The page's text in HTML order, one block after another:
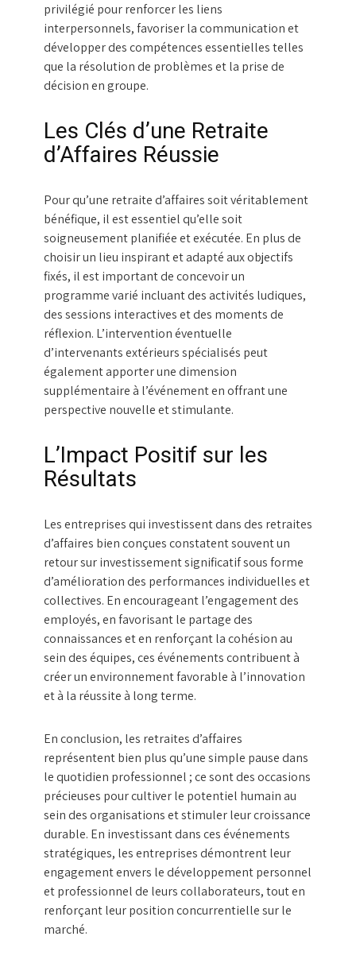
privilégié pour renforcer les liens
interpersonnels, favoriser la communication et
développer des compétences essentielles telles
que la résolution de problèmes et la prise de
décision en groupe.
Les Clés d’une Retraite
d’Affaires Réussie
Pour qu’une retraite d’affaires soit véritablement
bénéfique, il est essentiel qu’elle soit
soigneusement planifiée et exécutée. En plus de
choisir un lieu inspirant et adapté aux objectifs
fixés, il est important de concevoir un
programme varié incluant des activités ludiques,
des sessions interactives et des moments de
réflexion. L’intervention éventuelle
d’intervenants extérieurs spécialisés peut
également apporter une dimension
supplémentaire à l’événement en offrant une
perspective nouvelle et stimulante.
L’Impact Positif sur les
Résultats
Les entreprises qui investissent dans des retraites
d’affaires bien conçues constatent souvent un
retour sur investissement significatif sous forme
d’amélioration des performances individuelles et
collectives. En encourageant l’engagement des
employés, en favorisant le partage des
connaissances et en renforçant la cohésion au
sein des équipes, ces événements contribuent à
créer un environnement favorable à l’innovation
et à la réussite à long terme.
En conclusion, les retraites d’affaires
représentent bien plus qu’une simple pause dans
le quotidien professionnel ; ce sont des occasions
précieuses pour cultiver le potentiel humain au
sein des organisations et stimuler leur croissance
durable. En investissant dans ces événements
stratégiques, les entreprises démontrent leur
engagement envers le développement personnel
et professionnel de leurs collaborateurs, tout en
renforçant leur position concurrentielle sur le
marché.